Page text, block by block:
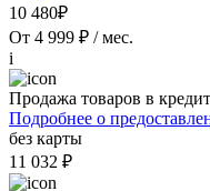
10 480₽
От 4 999 ₽ / мес.
i
Продажа товаров в
Подробнее о
без карты
11 032 ₽